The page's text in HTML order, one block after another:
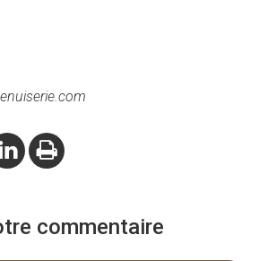
commentaire